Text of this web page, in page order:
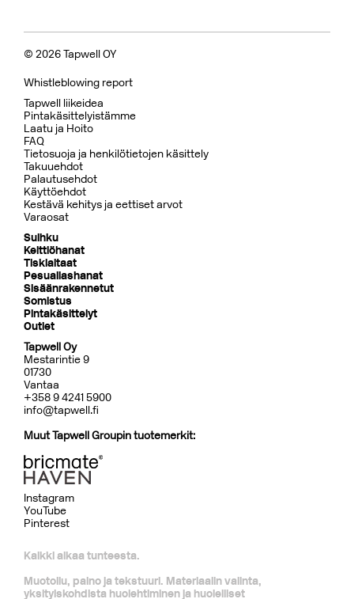
© 2026 Tapwell OY
Whistleblowing report
Tapwell liikeidea
Pintakäsittelyistämme
Laatu ja Hoito
FAQ
Tietosuoja ja henkilötietojen käsittely
Takuuehdot
Palautusehdot
Käyttöehdot
Kestävä kehitys ja eettiset arvot
Varaosat
Suihku
Keittiöhanat
Tiskialtaat
Pesuallashanat
Sisäänrakennetut
Somistus
Pintakäsittelyt
Outlet
Tapwell Oy
Mestarintie 9
01730
Vantaa
+358 9 4241 5900
info@tapwell.fi
Muut Tapwell Groupin tuotemerkit:
Kaikki alkaa tunteesta.
Muotoilu, paino ja tekstuuri. Materiaalin valinta,
yksityiskohdista huolehtiminen ja huolelliset
Instagram
YouTube
Pinterest